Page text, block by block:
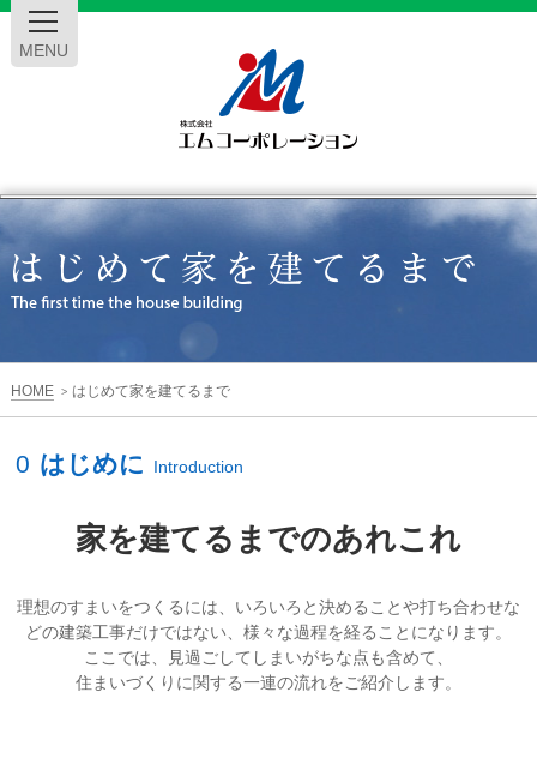
MENU
エ
ム
コ
ー
ポ
ー
シ
ョ
HOME > はじめて家を建てるまで
0 はじめに Introduction
家を建てるまでのあれこれ
理想のすまいをつくるには、いろいろと決めることや打ち合わせな
どの建築工事だけではない、様々な過程を経ることになります。
ここでは、見過ごしてしまいがちな点も含めて、
住まいづくりに関する一連の流れをご紹介します。